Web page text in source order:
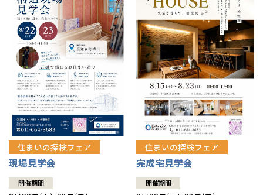
住まいの探検フェア
現場見学会
開催期間
住まいの探検フェア
完成宅見学会
開催期間
全国の展示場
北海道
札幌
道央
道北
道南
東北
青森
秋田
岩手
甲信越・北陸
新潟
山梨
関東
東京
東海
お近くのイベント
北海道
札幌
札幌
小樽
道央
苫小牧千歳
小樽
道北
道南
東北
青森県
八戸
青森
秋田県
秋田
岩手県
甲信越・北陸
新潟県
長岡
山梨県
関東
東京都
東海